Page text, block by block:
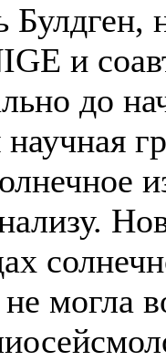
и
до
могла